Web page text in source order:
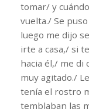
tomar/ y
vuelta./ Se
luego me dijo
irte a casa,/ si
hacia él,/ me di
muy agitado./
tenía el rostro
temblaban las